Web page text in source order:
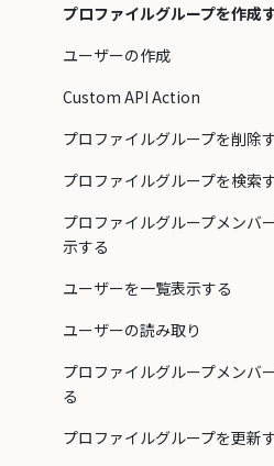
プロファイルグループを作成
ユーザーの作成
Custom API Action
プロファイルグループを削除
プロファイルグループを検索
プロファイルグループメンバ
示する
ユーザーを一覧表示する
ユーザーの読み取り
プロファイルグループメンバ
る
プロファイルグループを更新